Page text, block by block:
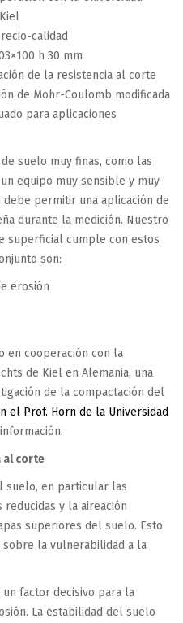
calidad
h 30 mm
de la resistencia al corte
de Mohr-Coulomb modificada
para aplicaciones
suelo muy finas, como las
equipo muy sensible y muy
debe permitir una aplicación de
durante la medición. Nuestro
superficial cumple con estos
son:
erosión
en cooperación con la
de Kiel en Alemania, una
de la compactación del
el Prof. Horn de la Universidad
al corte
suelo, en particular las
reducidas y la aireación
superiores del suelo. Esto
la vulnerabilidad a la
factor decisivo para la
La estabilidad del suelo